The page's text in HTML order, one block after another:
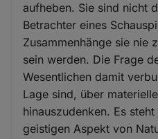
aufheben. Sie sind nicht
Betrachter eines
Zusammenhänge sie nie
sein werden. Die Frage
Wesentlichen damit
Lage sind, über
hinauszudenken. Es
geistigen Aspekt von